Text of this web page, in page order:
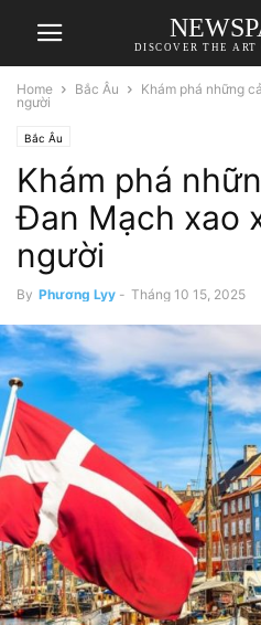
DISCOVER THE ART
Home Bắc Âu
Khám phá những
người
Bắc Âu
Khám phá
Đan Mạch xao
người
By Phương Lyy - Tháng 10 15, 2025